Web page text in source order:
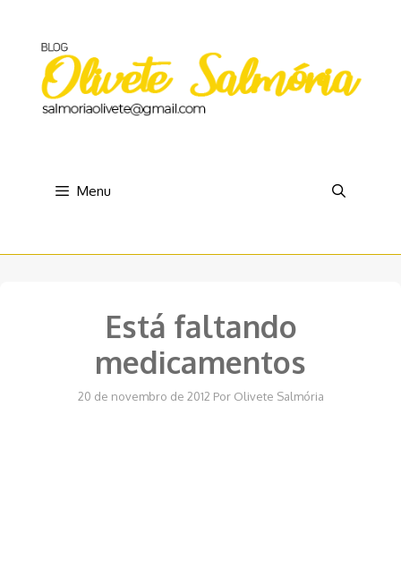
conteúdo
Menu
Está faltando
medicamentos
20 de novembro de 2012 Por Olivete Salmória